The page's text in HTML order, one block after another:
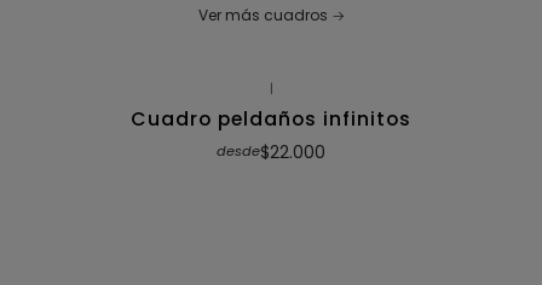
Ver más cuadros
|
Cuadro peldaños infinitos
desde$22.000